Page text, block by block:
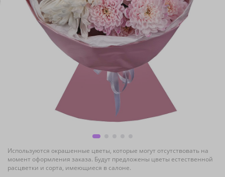
Используются окрашенные цветы, которые могут отсутствовать на
момент оформления заказа. Будут предложены цветы естественной
расцветки и сорта, имеющиеся в салоне.